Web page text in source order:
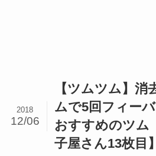
【ツムツム】消
ムで5回フィー
おすすめのツム
子屋さん13枚目】
2018
12/06